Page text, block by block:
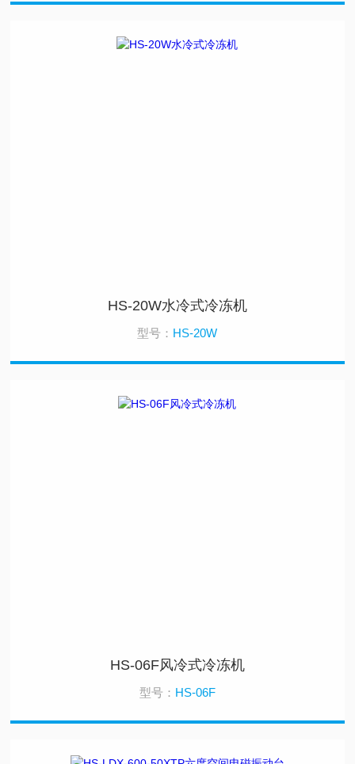
HS-20W水冷式冷冻机
型号： HS-20W
HS-06F风冷式冷冻机
型号： HS-06F